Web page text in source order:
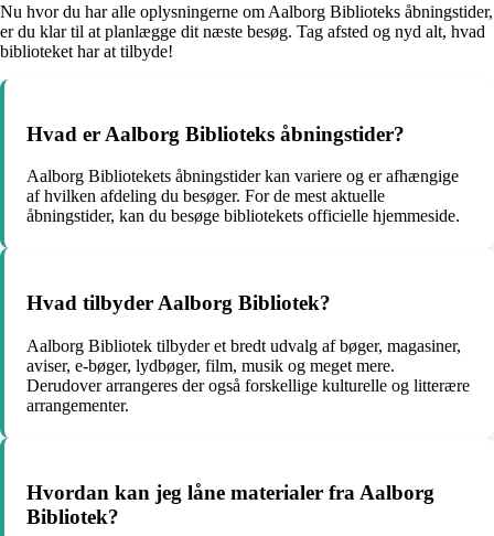
Nu hvor du har alle oplysningerne om Aalborg Biblioteks åbningstider,
er du klar til at planlægge dit næste besøg. Tag afsted og nyd alt, hvad
biblioteket har at tilbyde!
Hvad er Aalborg Biblioteks åbningstider?
Aalborg Bibliotekets åbningstider kan variere og er afhængige
af hvilken afdeling du besøger. For de mest aktuelle
åbningstider, kan du besøge bibliotekets officielle hjemmeside.
Hvad tilbyder Aalborg Bibliotek?
Aalborg Bibliotek tilbyder et bredt udvalg af bøger, magasiner,
aviser, e-bøger, lydbøger, film, musik og meget mere.
Derudover arrangeres der også forskellige kulturelle og litterære
arrangementer.
Hvordan kan jeg låne materialer fra Aalborg
Bibliotek?